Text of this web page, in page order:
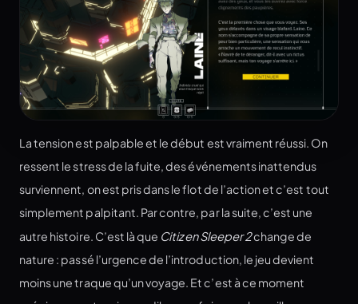
La tension est palpable et le début est vraiment réussi. On
ressent le stress de la fuite, des événements inattendus
surviennent, on est pris dans le flot de l’action et c’est tout
simplement palpitant. Par contre, par la suite, c’est une
autre histoire. C’est là que Citizen Sleeper 2change de
nature : passé l’urgence de l’introduction, le jeu devient
moins une traque qu’un voyage. Et c’est à ce moment